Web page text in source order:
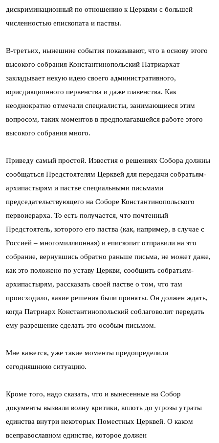
дискриминационный по отношению к Церквям с большей
численностью епископата и паствы.
В-третьих, нынешние события показывают, что в основу этого
высокого собрания Константинопольский Патриархат
закладывает некую идею своего административного,
юрисдикционного первенства и даже главенства. Как
неоднократно отмечали специалисты, занимающиеся этим
вопросом, таких моментов в предполагавшейся работе этого
высокого собрания много.
Приведу самый простой. Известия о решениях Собора должны
сообщаться Предстоятелям Церквей для передачи собратьям-
архипастырям и пастве специальными письмами
председательствующего на Соборе Константинопольского
первоиерарха. То есть получается, что почтенный
Предстоятель, которого его паства (как, например, в случае с
Россией – многомиллионная) и епископат отправили на это
собрание, вернувшись обратно раньше письма, не может даже,
как это положено по уставу Церкви, сообщить собратьям-
архипастырям, рассказать своей пастве о том, что там
происходило, какие решения были приняты. Он должен ждать,
когда Патриарх Константинопольский соблаговолит передать
ему разрешение сделать это особым письмом.
Мне кажется, уже такие моменты предопределили
сегодняшнюю ситуацию.
Кроме того, надо сказать, что и вынесенные на Собор
документы вызвали волну критики, вплоть до угрозы утраты
единства внутри некоторых Поместных Церквей. О каком
всеправославном единстве, которое должен